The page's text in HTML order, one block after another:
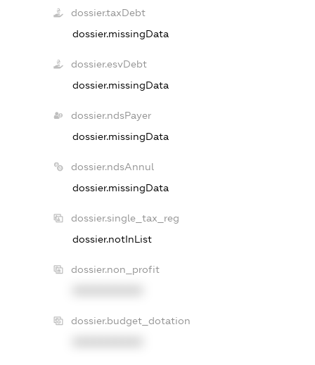
dossier.taxDebt
dossier.missingData
dossier.esvDebt
dossier.missingData
dossier.ndsPayer
dossier.missingData
dossier.ndsAnnul
dossier.missingData
dossier.single_tax_reg
dossier.notInList
dossier.non_profit
dossier.budget_dotation